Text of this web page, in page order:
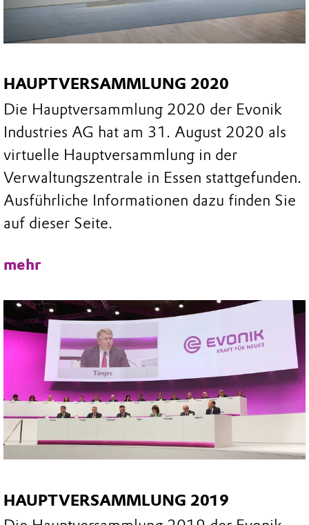
HAUPTVERSAMMLUNG 2020
Die Hauptversammlung 2020 der Evonik
Industries AG hat am 31. August 2020 als
virtuelle Hauptversammlung in der
Verwaltungszentrale in Essen stattgefunden.
Ausführliche Informationen dazu finden Sie
auf dieser Seite.
mehr
HAUPTVERSAMMLUNG 2019